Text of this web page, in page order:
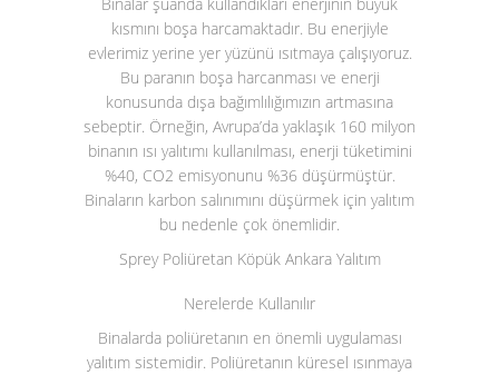
Binalar şuanda kullandıkları enerjinin büyük
kısmını boşa harcamaktadır. Bu enerjiyle
evlerimiz yerine yer yüzünü ısıtmaya çalışıyoruz.
Bu paranın boşa harcanması ve enerji
konusunda dışa bağımlılığımızın artmasına
sebeptir. Örneğin, Avrupa’da yaklaşık 160 milyon
binanın ısı yalıtımı kullanılması, enerji tüketimini
%40, CO2 emisyonunu %36 düşürmüştür.
Binaların karbon salınımını düşürmek için yalıtım
bu nedenle çok önemlidir.
Sprey Poliüretan Köpük Ankara Yalıtım
Nerelerde Kullanılır
Binalarda poliüretanın en önemli uygulaması
yalıtım sistemidir. Poliüretanın küresel ısınmaya